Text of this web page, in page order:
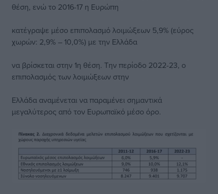
θέση, ενώ το 2016-17 η Ευρώπη
κατέγραψε μέσο επιπολασμό λοιμώξεων 5,9% (εύρος
χωρών: 2,9% – 10,0%) με την Ελλάδα
να βρίσκεται στην 1η θέση. Την περίοδο 2022-23, ο
επιπολασμός των λοιμώξεων στην
Ελλάδα αναμένεται να παραμένει σημαντικά
μεγαλύτερος από τον Ευρωπαϊκό μέσο όρο.